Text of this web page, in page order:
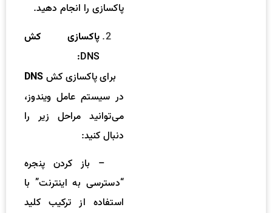
پاکسازی را انجام دهید.
پاکسازی کش
DNS
:
برای پاکسازی کش DNS
در سیستم عامل ویندوز،
می‌توانید مراحل زیر را
دنبال کنید:
– باز کردن پنجره
“دسترسی به اینترنت” با
استفاده از ترکیب کلید